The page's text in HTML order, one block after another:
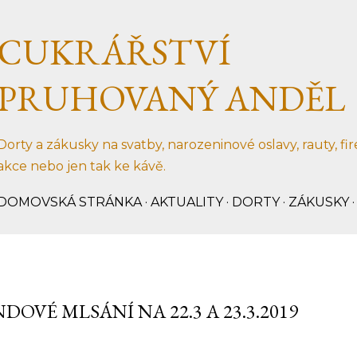
ANDĚL
a zákusky na svatby, narozeninové oslavy, rauty,
nebo jen tak ke kávě.
STRÁNKA AKTUALITY DORTY ZÁKUSKY
MLSÁNÍ NA 22.3 A 23.3.2019